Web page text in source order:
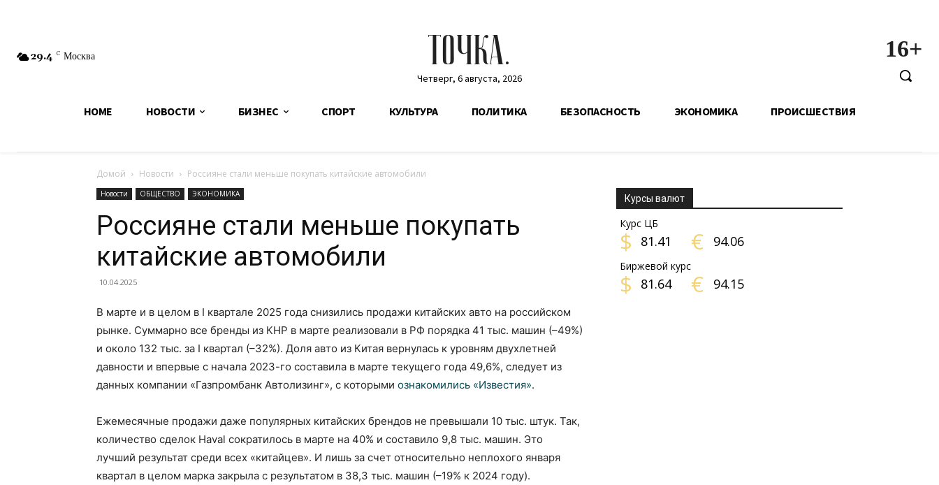
29.4 C Москва ТОЧКА.
Четверг, 6 августа, 2026
16+
HOME НОВОСТИ БИЗНЕС СПОРТ КУЛЬТУРА ПОЛИТИКА БЕЗОПАСНОСТЬ ЭКОНОМИКА ПРОИСШЕСТВИЯ
Домой Новости Россияне стали меньше покупать китайские автомобили
Новости ОБЩЕСТВО ЭКОНОМИКА
Россияне стали меньше покупать
китайские автомобили
10.04.2025
В марте и в целом в I квартале 2025 года снизились продажи китайских авто на российском
рынке. Суммарно все бренды из КНР в марте реализовали в РФ порядка 41 тыс. машин (–49%)
и около 132 тыс. за I квартал (–32%). Доля авто из Китая вернулась к уровням двухлетней
давности и впервые с начала 2023-го составила в марте текущего года 49,6%, следует из
данных компании «Газпромбанк Автолизинг», с которыми ознакомились «Известия».
Ежемесячные продажи даже популярных китайских брендов не превышали 10 тыс. штук. Так,
количество сделок Haval сократилось в марте на 40% и составило 9,8 тыс. машин. Это
лучший результат среди всех «китайцев». И лишь за счет относительно неплохого января
квартал в целом марка закрыла с результатом в 38,3 тыс. машин (–19% к 2024 году).
Курсы валют
Курс ЦБ
$ 81.41 € 94.06
Биржевой курс
$ 81.64 € 94.15